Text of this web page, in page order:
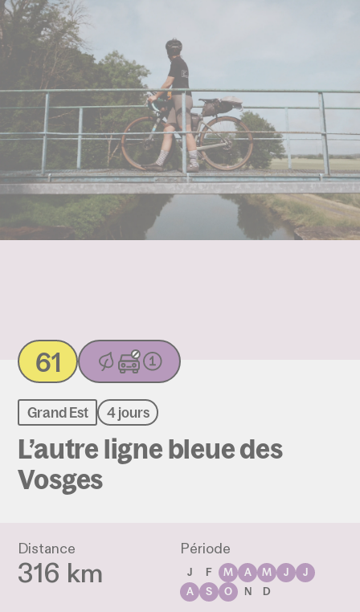
61
Grand Est 4 jours
L’autre ligne bleue des
Vosges
Distance
316 km
Période
J
F M A M J
J
A
S O N
D